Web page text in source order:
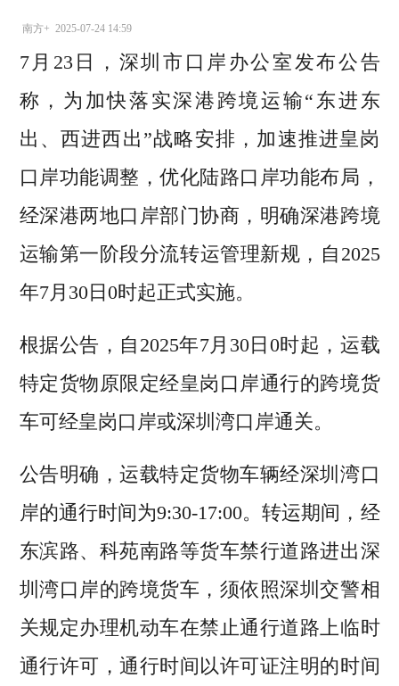
南方+ 2025-07-24 14:59
7月23日，深圳市口岸办公室发布公告
称，为加快落实深港跨境运输“东进东
出、西进西出”战略安排，加速推进皇岗
口岸功能调整，优化陆路口岸功能布局，
经深港两地口岸部门协商，明确深港跨境
运输第一阶段分流转运管理新规，自2025
年7月30日0时起正式实施。
根据公告，自2025年7月30日0时起，运载
特定货物原限定经皇岗口岸通行的跨境货
车可经皇岗口岸或深圳湾口岸通关。
公告明确，运载特定货物车辆经深圳湾口
岸的通行时间为9:30-17:00。转运期间，经
东滨路、科苑南路等货车禁行道路进出深
圳湾口岸的跨境货车，须依照深圳交警相
关规定办理机动车在禁止通行道路上临时
通行许可，通行时间以许可证注明的时间